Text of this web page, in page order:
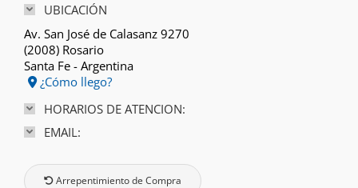
UBICACIÓN
Av. San José de Calasanz 9270
(2008) Rosario
Santa Fe - Argentina
¿Cómo llego?
HORARIOS DE ATENCION:
EMAIL:
Arrepentimiento de Compra